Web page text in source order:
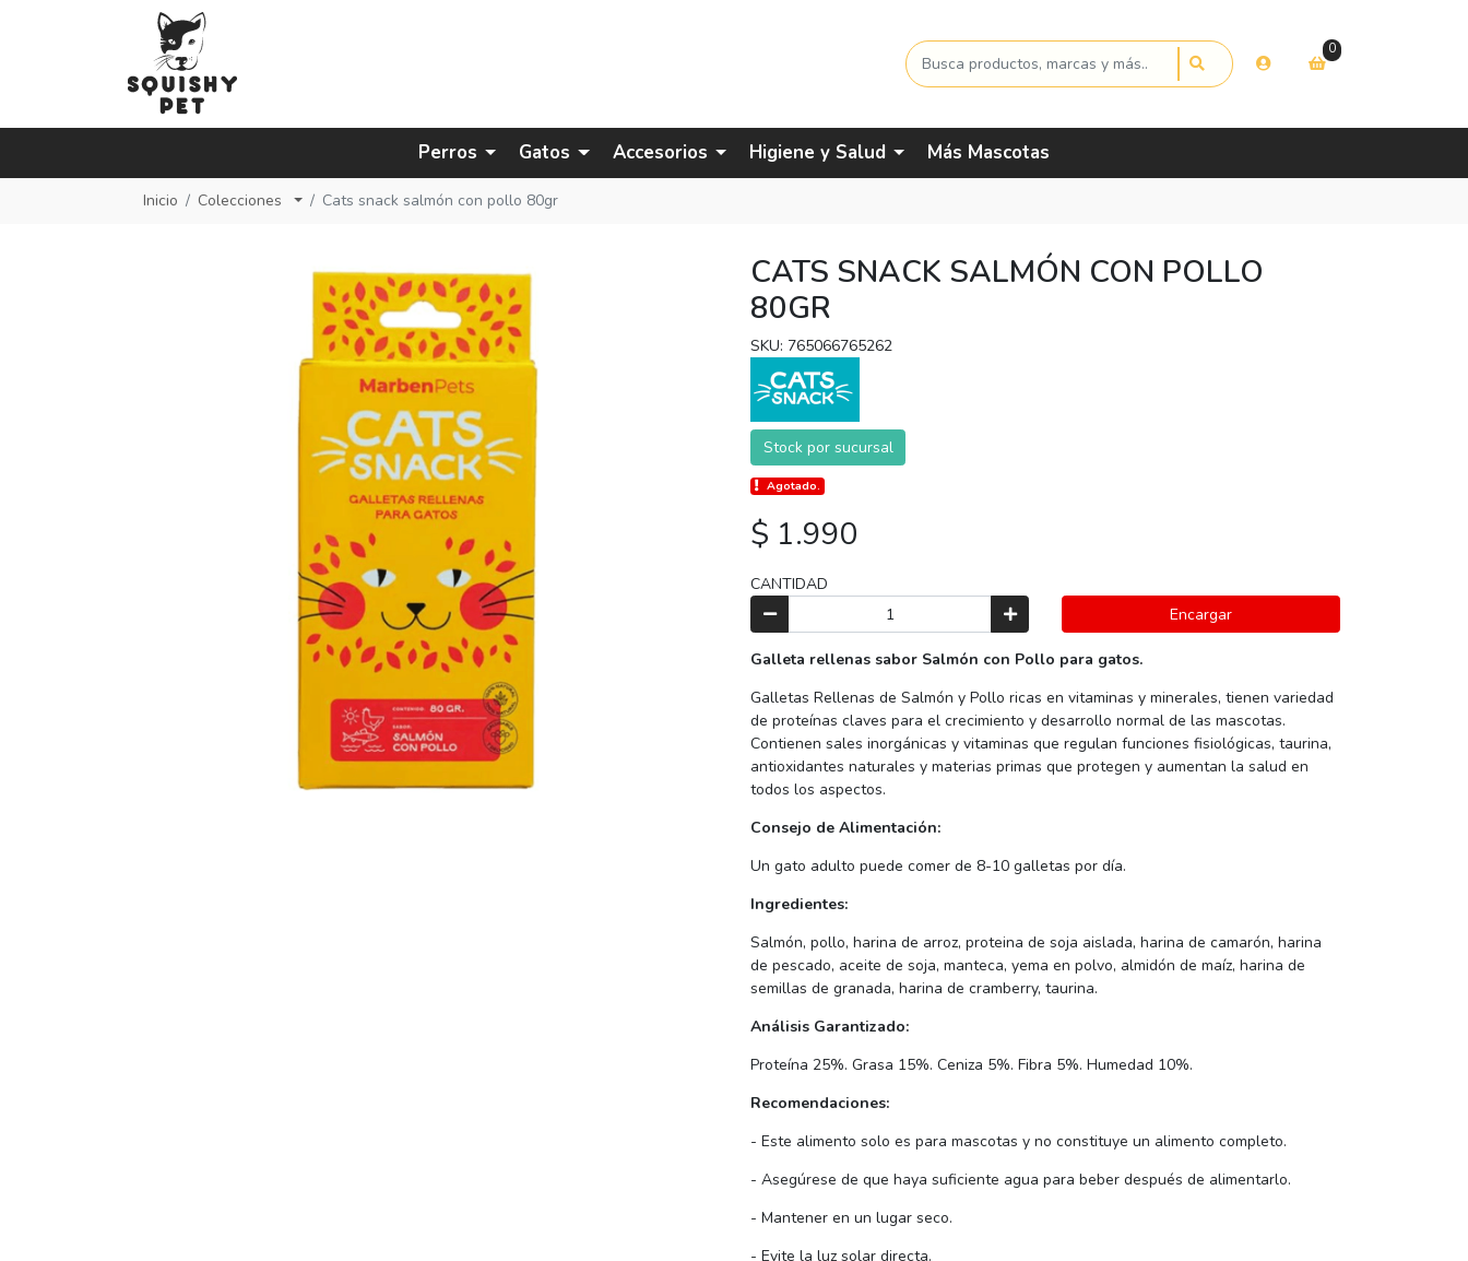
0
Perros Gatos Accesorios Higiene y Salud Más Mascotas
Inicio Colecciones Cats snack salmón con pollo 80gr
CATS SNACK SALMÓN CON POLLO
80GR
SKU: 765066765262
Stock por sucursal
Agotado.
$ 1.990
CANTIDAD
Encargar
Galleta rellenas sabor Salmón con Pollo para gatos.
Galletas Rellenas de Salmón y Pollo ricas en vitaminas y minerales, tienen variedad
de proteínas claves para el crecimiento y desarrollo normal de las mascotas.
Contienen sales inorgánicas y vitaminas que regulan funciones fisiológicas, taurina,
antioxidantes naturales y materias primas que protegen y aumentan la salud en
todos los aspectos.
Consejo de Alimentación:
Un gato adulto puede comer de 8-10 galletas por día.
Ingredientes:
Salmón, pollo, harina de arroz, proteina de soja aislada, harina de camarón, harina
de pescado, aceite de soja, manteca, yema en polvo, almidón de maíz, harina de
semillas de granada, harina de cramberry, taurina.
Análisis Garantizado:
Proteína 25%. Grasa 15%. Ceniza 5%. Fibra 5%. Humedad 10%.
Recomendaciones:
- Este alimento solo es para mascotas y no constituye un alimento completo.
- Asegúrese de que haya suficiente agua para beber después de alimentarlo.
- Mantener en un lugar seco.
- Evite la luz solar directa.